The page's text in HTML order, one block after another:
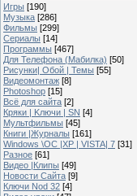
Игры [190]
Музыка [286]
Фильмы [299]
Сериалы [14]
Программы [467]
Для Телефона (Мабилка) [50]
Рисунки| Обой | Темы [55]
Видеомонтаж [8]
Photoshop [15]
Всё для сайта [2]
Кряки | Kлючи | SN [4]
Мультфильмы [45]
Книги |Журналы [161]
Windows \OC |XP | VISTA| 7 [31]
Разное [61]
Видео |Клипы [49]
Новости Сайта [9]
Ключи Nod 32 [4]